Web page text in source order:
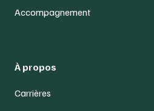
Accompagnement
À propos
Carrières